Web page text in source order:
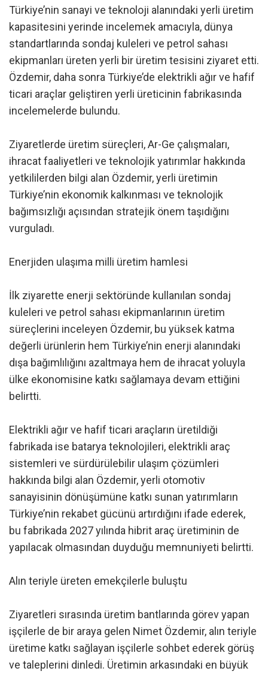
Türkiye’nin sanayi ve teknoloji alanındaki yerli üretim
kapasitesini yerinde incelemek amacıyla, dünya
standartlarında sondaj kuleleri ve petrol sahası
ekipmanları üreten yerli bir üretim tesisini ziyaret etti.
Özdemir, daha sonra Türkiye’de elektrikli ağır ve hafif
ticari araçlar geliştiren yerli üreticinin fabrikasında
incelemelerde bulundu.
Ziyaretlerde üretim süreçleri, Ar-Ge çalışmaları,
ihracat faaliyetleri ve teknolojik yatırımlar hakkında
yetkililerden bilgi alan Özdemir, yerli üretimin
Türkiye’nin ekonomik kalkınması ve teknolojik
bağımsızlığı açısından stratejik önem taşıdığını
vurguladı.
Enerjiden ulaşıma milli üretim hamlesi
İlk ziyarette enerji sektöründe kullanılan sondaj
kuleleri ve petrol sahası ekipmanlarının üretim
süreçlerini inceleyen Özdemir, bu yüksek katma
değerli ürünlerin hem Türkiye’nin enerji alanındaki
dışa bağımlılığını azaltmaya hem de ihracat yoluyla
ülke ekonomisine katkı sağlamaya devam ettiğini
belirtti.
Elektrikli ağır ve hafif ticari araçların üretildiği
fabrikada ise batarya teknolojileri, elektrikli araç
sistemleri ve sürdürülebilir ulaşım çözümleri
hakkında bilgi alan Özdemir, yerli otomotiv
sanayisinin dönüşümüne katkı sunan yatırımların
Türkiye’nin rekabet gücünü artırdığını ifade ederek,
bu fabrikada 2027 yılında hibrit araç üretiminin de
yapılacak olmasından duyduğu memnuniyeti belirtti.
Alın teriyle üreten emekçilerle buluştu
Ziyaretleri sırasında üretim bantlarında görev yapan
işçilerle de bir araya gelen Nimet Özdemir, alın teriyle
üretime katkı sağlayan işçilerle sohbet ederek görüş
ve taleplerini dinledi. Üretimin arkasındaki en büyük